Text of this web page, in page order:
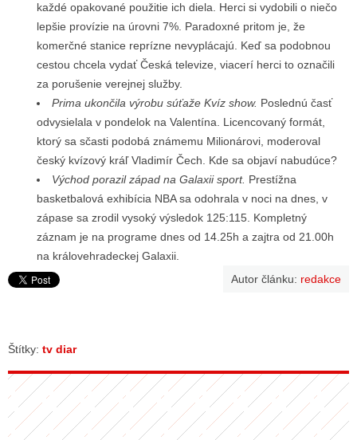
každé opakované použitie ich diela. Herci si vydobili o niečo
lepšie provízie na úrovni 7%. Paradoxné pritom je, že
komerčné stanice reprízne nevyplácajú. Keď sa podobnou
cestou chcela vydať Česká televize, viacerí herci to označili
za porušenie verejnej služby.
Prima ukončila výrobu súťaže Kvíz show. Poslednú časť
odvysielala v pondelok na Valentína. Licencovaný formát,
ktorý sa sčasti podobá známemu Milionárovi, moderoval
český kvízový kráľ Vladimír Čech. Kde sa objaví nabudúce?
Východ porazil západ na Galaxii sport. Prestížna
basketbalová exhibícia NBA sa odohrala v noci na dnes, v
zápase sa zrodil vysoký výsledok 125:115. Kompletný
záznam je na programe dnes od 14.25h a zajtra od 21.00h
na královehradeckej Galaxii.
Autor článku: redakce
Štítky: tv diar